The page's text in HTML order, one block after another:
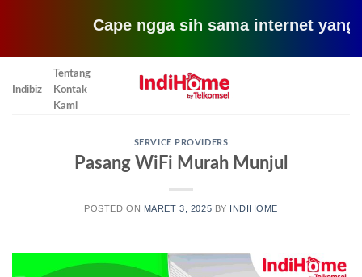
Cape ngga sih sama internet yang
Indibiz
Tentang
Kontak
Kami
SERVICE PROVIDERS
Pasang WiFi Murah Munjul
POSTED ON MARET 3, 2025 BY INDIHOME